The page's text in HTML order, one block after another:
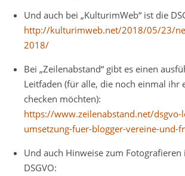
Und auch bei „KulturimWeb“ ist die
http://kulturimweb.net/2018/05/23/
2018/
Bei „Zeilenabstand“ gibt es einen
Leitfaden (für alle, die noch einmal ihr
checken möchten):
https://www.zeilenabstand.net/dsgvo-
umsetzung-fuer-blogger-vereine-und-
Und auch Hinweise zum Fotografieren
DSGVO: